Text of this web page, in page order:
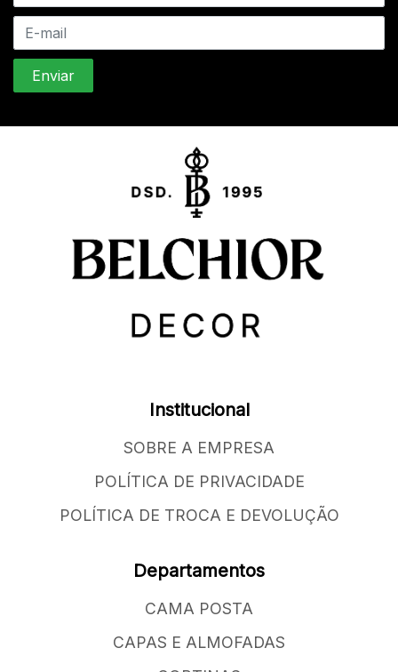
Institucional
SOBRE A EMPRESA
POLÍTICA DE PRIVACIDADE
POLÍTICA DE TROCA E DEVOLUÇÃO
Departamentos
CAMA POSTA
CAPAS E ALMOFADAS